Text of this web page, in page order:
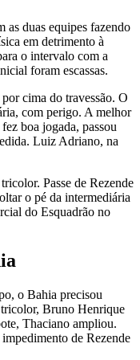
as duas equipes fazendo
em detrimento à
o intervalo com a
foram escassas.
cima do travessão. O
com perigo. A melhor
boa jogada, passou
Luiz Adriano, na
Passe de Rezende
o pé da intermediária
do Esquadrão no
o Bahia precisou
Bruno Henrique
Thaciano ampliou.
de Rezende